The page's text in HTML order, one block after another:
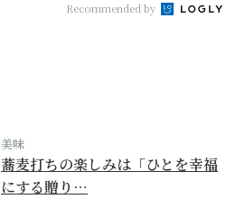
Recommended by
美味
蕎麦打ちの楽しみは「ひとを幸福
にする贈り…